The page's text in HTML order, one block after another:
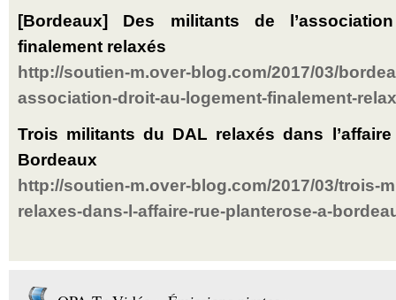
[Bordeaux] Des militants de
finalement relaxés
http://soutien-m.over-blog.com/2017/03/
association-droit-au-logement-finalement-
Trois militants du DAL relaxés dans
Bordeaux
http://soutien-m.over-blog.com/2017/03/trois-
relaxes-dans-l-affaire-rue-planterose-a-